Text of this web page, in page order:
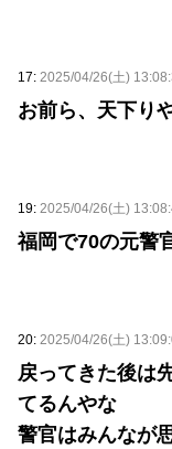
17: 2025/04/26(土)
お前ら、天下り
19: 2025/04/26(土)
福岡で70の元警
20: 2025/04/26(土)
戻ってきた後は
てるんやな
警官はみんなが